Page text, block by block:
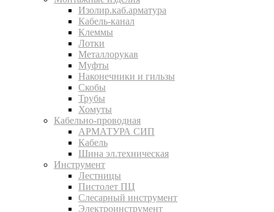
Изолир.каб.арматура
Кабель-канал
Клеммы
Лотки
Металлорукав
Муфты
Наконечники и гильзы
Скобы
Трубы
Хомуты
Кабельно-проводная
АРМАТУРА СИП
Кабель
Шина эл.техническая
Инструмент
Лестницы
Пистолет ПЦ
Слесарный инструмент
Электроинструмент